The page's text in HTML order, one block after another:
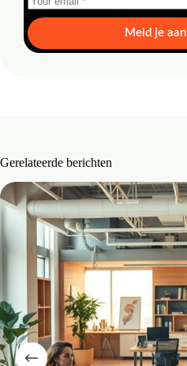
Meld je aan
Gerelateerde berichten